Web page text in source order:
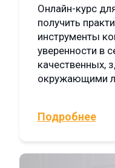
Онлайн-курс
получить
инструменты
уверенности в
качественных,
окружающими
Подробнее